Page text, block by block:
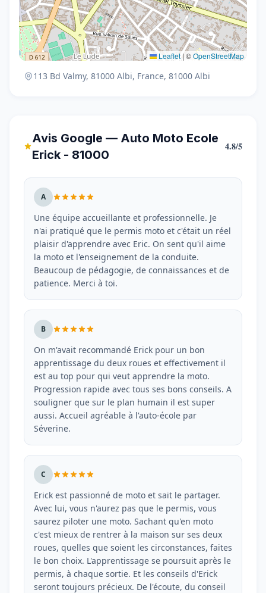
Leaflet | ©OpenStreetMap
113 Bd Valmy, 81000 Albi, France, 81000 Albi
Avis Google — Auto Moto Ecole
Erick - 81000
4.8/5
A
Une équipe accueillante et professionnelle. Je
n'ai pratiqué que le permis moto et c'était un réel
plaisir d'apprendre avec Eric. On sent qu'il aime
la moto et l'enseignement de la conduite.
Beaucoup de pédagogie, de connaissances et de
patience. Merci à toi.
B
On m'avait recommandé Erick pour un bon
apprentissage du deux roues et effectivement il
est au top pour qui veut apprendre la moto.
Progression rapide avec tous ses bons conseils. A
souligner que sur le plan humain il est super
aussi. Accueil agréable à l'auto-école par
Séverine.
C
Erick est passionné de moto et sait le partager.
Avec lui, vous n'aurez pas que le permis, vous
saurez piloter une moto. Sachant qu'en moto
c'est mieux de rentrer à la maison sur ses deux
roues, quelles que soient les circonstances, faites
le bon choix. L'apprentissage se poursuit après le
permis, à chaque sortie. Et les conseils d'Erick
seront toujours précieux. De l'écoute, du conseil